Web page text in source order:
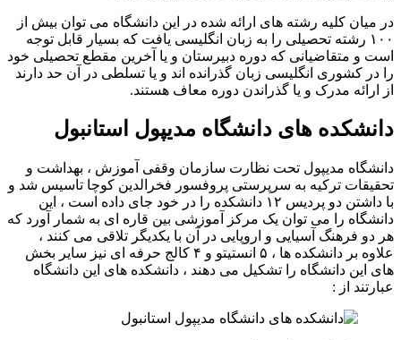
در میان کلیه رشته های ارائه شده در این دانشگاه می توان بیش از
۱۰۰ رشته تحصیلی را به زبان انگلیسی یافت که بسیار قابل توجه
است و متقاضیانی که دوره دبیرستان و یا آخرین مقطع تحصیلی خود
را در کشوری انگلیسی زبان گذرانده اند و یا تسلطی در آن حد دارند
از ارائه مدرک و یا گذراندن دوره معاف هستند.
دانشکده های دانشگاه مدیپول استانبول
دانشگاه مدیپول تحت نظارت سازمان وقفی آموزش ، بهداشت و
تحقیقات ترکیه به سرپرستی پروفسور فخرالدین کوچا تاسیس شد و
با داشتن دو پردیس ۱۲ دانشکده را در خود جای داده است ، این
دانشگاه را می توان یک مرکز آموزشی بین قاره ای به شمار آورد که
هر دو فرهنگ آسیایی و اروپایی در آن با یکدیگر تلاقی می کنند ،
علاوه بر دانشکده ها ، ۵ انستیتو و ۴ کالج حرفه ای نیز سایر بخش
های این دانشگاه را تشکیل می دهند ، دانشکده های این دانشگاه
عبارتند از :